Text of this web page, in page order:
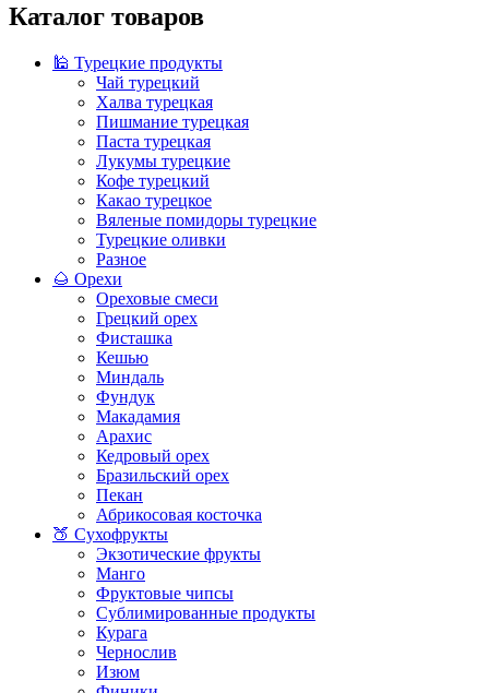
Каталог товаров
🕌 Турецкие продукты
Чай турецкий
Халва турецкая
Пишмание турецкая
Паста турецкая
Лукумы турецкие
Кофе турецкий
Какао турецкое
Вяленые помидоры турецкие
Турецкие оливки
Разное
🌰 Орехи
Ореховые смеси
Грецкий орех
Фисташка
Кешью
Миндаль
Фундук
Макадамия
Арахис
Кедровый орех
Бразильский орех
Пекан
Абрикосовая косточка
🍑 Сухофрукты
Экзотические фрукты
Манго
Фруктовые чипсы
Сублимированные продукты
Курага
Чернослив
Изюм